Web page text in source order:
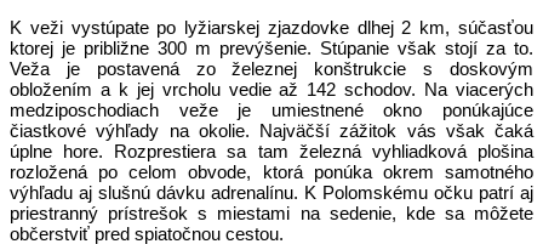
K veži vystúpate po lyžiarskej zjazdovke dlhej 2 km, súčasťou
ktorej je približne 300 m prevýšenie. Stúpanie však stojí za to.
Veža je postavená zo železnej konštrukcie s doskovým
obložením a k jej vrcholu vedie až 142 schodov. Na viacerých
medziposchodiach veže je umiestnené okno ponúkajúce
čiastkové výhľady na okolie. Najväčší zážitok vás však čaká
úplne hore. Rozprestiera sa tam železná vyhliadková plošina
rozložená po celom obvode, ktorá ponúka okrem samotného
výhľadu aj slušnú dávku adrenalínu. K Polomskému očku patrí aj
priestranný prístrešok s miestami na sedenie, kde sa môžete
občerstviť pred spiatočnou cestou.